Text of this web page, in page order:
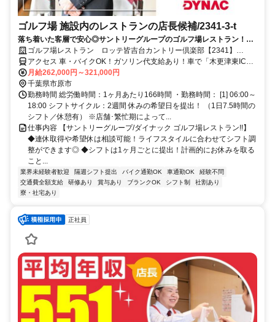
ゴルフ場 施設内のレストランの店長候補/2341-3-t
落ち着いた客層で安心◎サントリーグループのゴルフ場レストラン！18
時終業で働きやすさも◎！！
ゴルフ場レストラン ロッテ皆吉台カントリー倶楽部【2341】
【社】
アクセス 車・バイクOK！ガソリン代支給あり！車で「木更津東IC」
～約17分、「市原IC」～約30分、「五井駅」～約30分
月給262,000円～321,000円
千葉県市原市
勤務時間 総労働時間：1ヶ月あたり166時間 ・勤務時間： [1] 06:00～
18:00 シフトサイクル：2週間 休みの希望日を提出！ （1日7.5時間の
シフト／休憩有） ※店舗･繁忙期によって...
仕事内容 【サントリーグループ/ダイナック ゴルフ場レストラン!!】
◆連休取得や希望休は相談可能！ライフスタイルに合わせてシフト調
整ができます◎ ◆シフトは1ヶ月ごとに提出！計画的にお休みを取る
こと...
業界未経験者歓迎 隔週シフト提出 バイク通勤OK 車通勤OK
経験不問
交通費全額支給
研修あり 賞与あり ブランクOK シフト制
社割あり
寮・社宅あり
正社員